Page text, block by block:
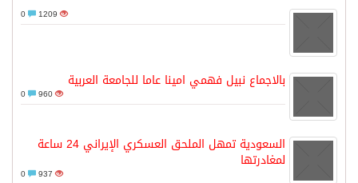
1209
بالاجماع نبيل فهمي امينا عاما للجامعة العربية
960
السعودية تمهل الملحق العسكري الإيراني 24 ساعة
لمغادرتها
937